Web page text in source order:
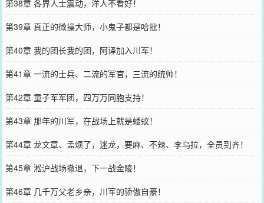
第38章 各界人士震动，洋人不看好！
第39章 真正的微操大师，小鬼子都是哈批！
第40章 我的团长我的团，阿译加入川军！
第41章 一流的士兵、二流的军官，三流的统帅！
第42章 童子军军团，四万万同胞支持！
第43章 那年的川军，在战场上就是蝼蚁！
第44章 龙文章、孟烦了，迷龙，要麻、不辣、李乌拉，全员到齐！
第45章 淞沪战场撤退，下一战金陵！
第46章 几千万父老乡亲，川军的骄傲自豪！